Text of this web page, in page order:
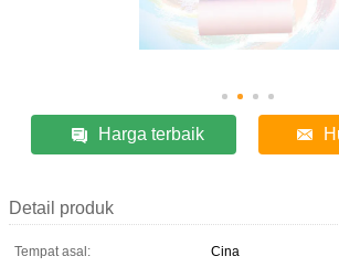
Harga terbaik
Detail produk
Tempat asal:
Cina